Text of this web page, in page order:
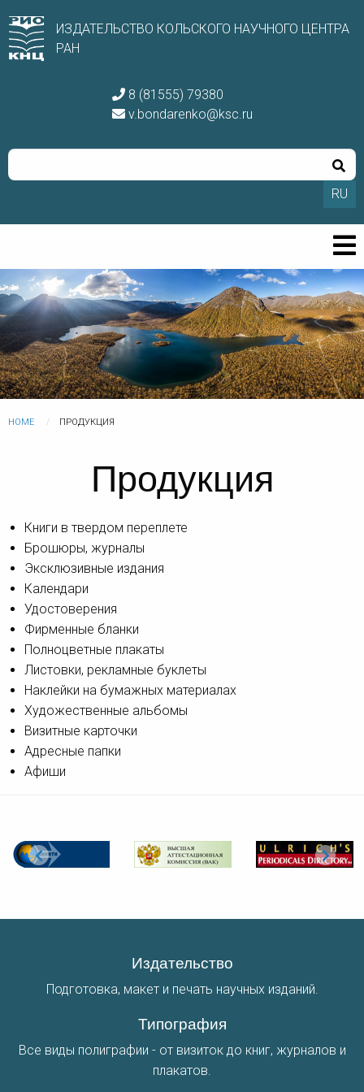
ИЗДАТЕЛЬСТВО КОЛЬСКОГО НАУЧНОГО ЦЕНТРА
РАН
8 (81555) 79380
v.bondarenko@ksc.ru
RU
HOME ПРОДУКЦИЯ
Продукция
Книги в твердом переплете
Брошюры, журналы
Эксклюзивные издания
Календари
Удостоверения
Фирменные бланки
Полноцветные плакаты
Листовки, рекламные буклеты
Наклейки на бумажных материалах
Художественные альбомы
Визитные карточки
Адресные папки
Афиши
Издательство
Подготовка, макет и печать научных изданий.
Типография
Все виды полиграфии - от визиток до книг, журналов и
плакатов.